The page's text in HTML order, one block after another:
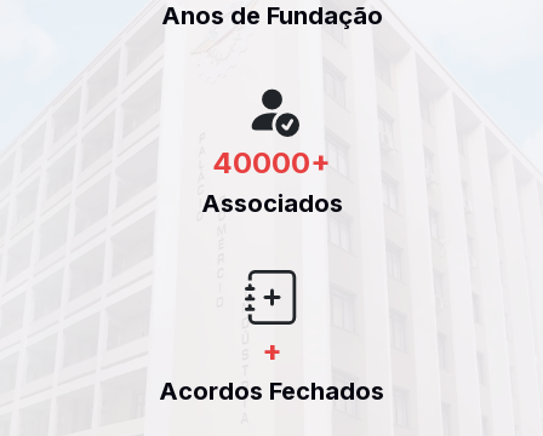
Anos de Fundação
40000+
Associados
+
Acordos Fechados